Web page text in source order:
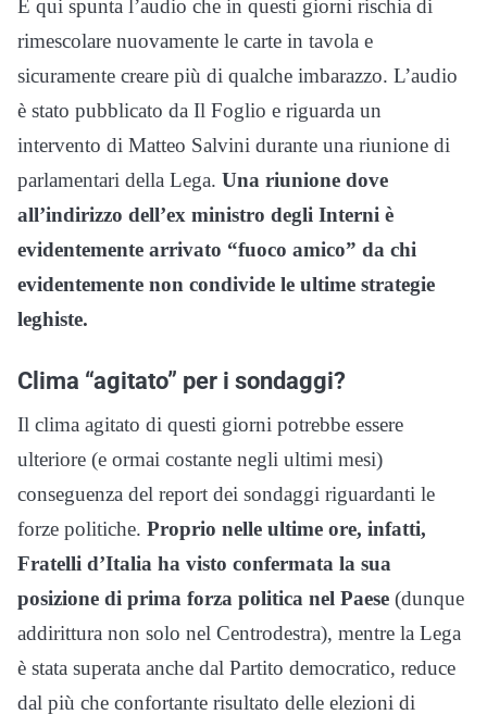
E qui spunta l’audio che in questi giorni rischia di
rimescolare nuovamente le carte in tavola e
sicuramente creare più di qualche imbarazzo. L’audio
è stato pubblicato da Il Foglio e riguarda un
intervento di Matteo Salvini durante una riunione di
parlamentari della Lega. Una riunione dove
all’indirizzo dell’ex ministro degli Interni è
evidentemente arrivato “fuoco amico” da chi
evidentemente non condivide le ultime strategie
leghiste.
Clima “agitato” per i sondaggi?
Il clima agitato di questi giorni potrebbe essere
ulteriore (e ormai costante negli ultimi mesi)
conseguenza del report dei sondaggi riguardanti le
forze politiche. Proprio nelle ultime ore, infatti,
Fratelli d’Italia ha visto confermata la sua
posizione di prima forza politica nel Paese (dunque
addirittura non solo nel Centrodestra), mentre la Lega
è stata superata anche dal Partito democratico, reduce
dal più che confortante risultato delle elezioni di